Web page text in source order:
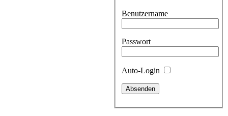
Benutzername
Passwort
Auto-Login